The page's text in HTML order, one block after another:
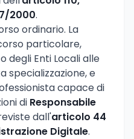
2000.
ordinario. La
particolare,
degli Enti Locali alle
specializzazione, e
capace di
di Responsabile
dall'articolo 44
Digitale.